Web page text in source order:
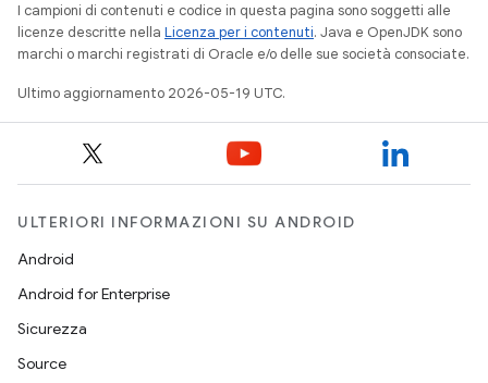
I campioni di contenuti e codice in questa pagina sono soggetti alle
licenze descritte nella Licenza per i contenuti. Java e OpenJDK sono
marchi o marchi registrati di Oracle e/o delle sue società consociate.
Ultimo aggiornamento 2026-05-19 UTC.
ULTERIORI INFORMAZIONI SU ANDROID
Android
Android for Enterprise
Sicurezza
Source